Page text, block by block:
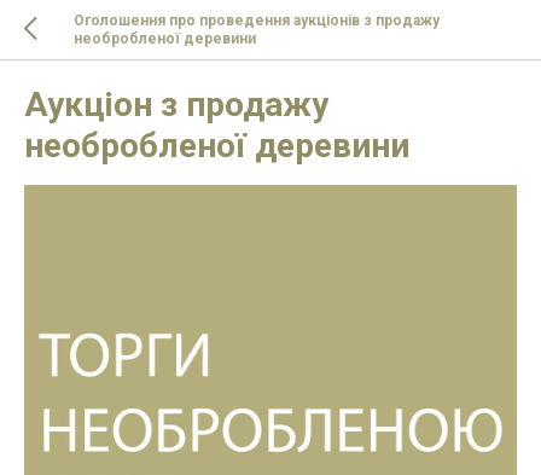
Оголошення про проведення аукціонів з продажу
необробленої деревини
Аукціон з продажу
необробленої деревини